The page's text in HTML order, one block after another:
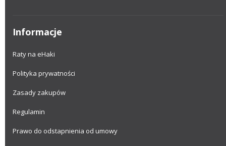
Informacje
Raty na eHaki
Polityka prywatności
Zasady zakupów
Regulamin
Prawo do odstapnienia od umowy